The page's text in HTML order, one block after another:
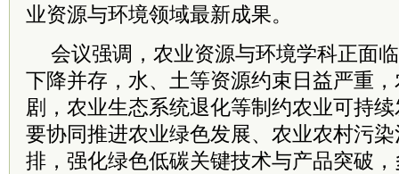
业资源与环境领域最新成果。
会议强调，农业资源与环境学科正面
下降并存，水、土等资源约束日益严重
剧，农业生态系统退化等制约农业可持
要协同推进农业绿色发展、农业农村污
排，强化绿色低碳关键技术与产品突破